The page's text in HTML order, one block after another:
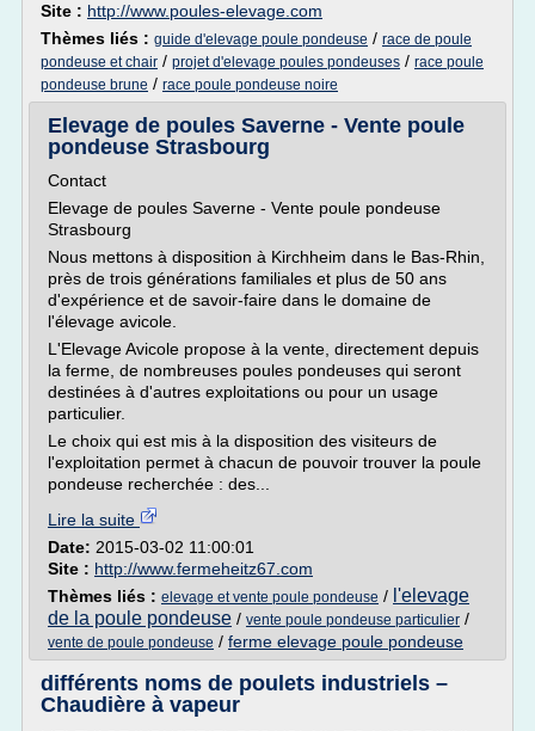
Site : http://www.poules-elevage.com
Thèmes liés : guide d'elevage poule pondeuse / race de poule
pondeuse et chair / projet d'elevage poules pondeuses / race poule
pondeuse brune / race poule pondeuse noire
Elevage de poules Saverne - Vente poule
pondeuse Strasbourg
Contact
Elevage de poules Saverne - Vente poule pondeuse
Strasbourg
Nous mettons à disposition à Kirchheim dans le Bas-Rhin,
près de trois générations familiales et plus de 50 ans
d'expérience et de savoir-faire dans le domaine de
l'élevage avicole.
L'Elevage Avicole propose à la vente, directement depuis
la ferme, de nombreuses poules pondeuses qui seront
destinées à d'autres exploitations ou pour un usage
particulier.
Le choix qui est mis à la disposition des visiteurs de
l'exploitation permet à chacun de pouvoir trouver la poule
pondeuse recherchée : des...
Lire la suite
Date: 2015-03-02 11:00:01
Site : http://www.fermeheitz67.com
Thèmes liés : elevage et vente poule pondeuse / l'elevage
de la poule pondeuse / vente poule pondeuse particulier /
vente de poule pondeuse / ferme elevage poule pondeuse
différents noms de poulets industriels –
Chaudière à vapeur